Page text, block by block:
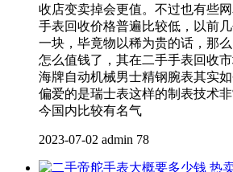
收店变卖掉会更值。不过也有些
手表回收价格普遍比较低，以前
一块，毕竟物以稀为贵的话，那
怎么值钱了，其在二手手表回收
海牌自动机械男士精钢腕表其实
偏爱的是瑞士表这样的制表技术
今国内比较有名气
2023-07-02 admin 78